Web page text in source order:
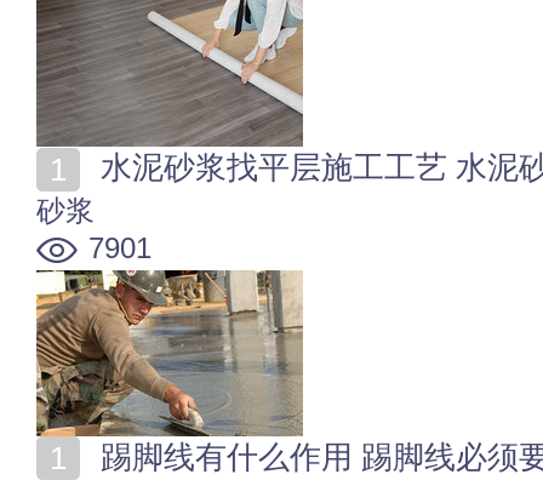
水泥砂浆找平层施工工艺 水泥
砂浆
7901
踢脚线有什么作用 踢脚线必须